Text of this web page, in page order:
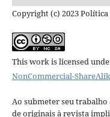
Copyright (c) 2023
This work is licensed
NonCommercial-
Ao submeter seu
de originais à revista